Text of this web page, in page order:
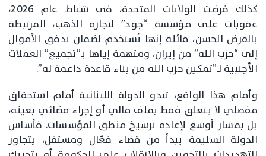
كذلك فرضت الولايات المتحدة، في شباط عام 2026،
عقوبات على مؤسسة “جود” لتجارة الذهب، المرتبطة
بالقرض الحسن، قائلة إنها تُستخدم لضمان تدفق الأموال
إلى “حزب الله” من إيران، ومتهمة إياها بـ”تجميع” العملات
الأجنبية لـ”تمكين حزب الله من بناء قاعدة داعمة له”.
وأمام هذا الواقع، تبدو الدولة اللبنانية أمام استحقاق
مفصلي لا يتعلق فقط بملف مالي أو إجراء قضائي بعينه،
بل بمسار أوسع لإعادة ترسيخ منطق المؤسسات. فأساس
الدولة السليمة يبدأ من قضاء فعّال ومستقل، يتجاوز